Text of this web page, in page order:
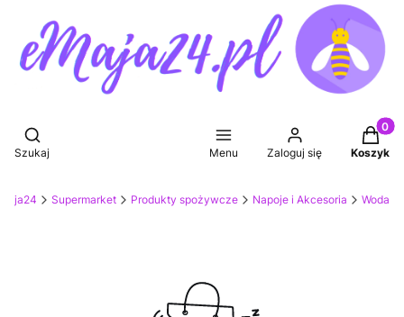
Otwórz wyszukiwarkę
Szukaj Menu Zaloguj się Koszyk
Supermarket Produkty spożywcze Napoje i Akcesoria Woda